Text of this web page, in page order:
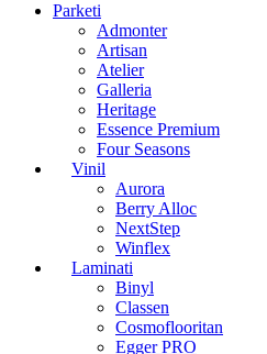
Parketi
Admonter
Artisan
Atelier
Galleria
Heritage
Essence Premium
Four Seasons
Vinil
Aurora
Berry Alloc
NextStep
Winflex
Laminati
Binyl
Classen
Cosmoflooritan
Egger PRO